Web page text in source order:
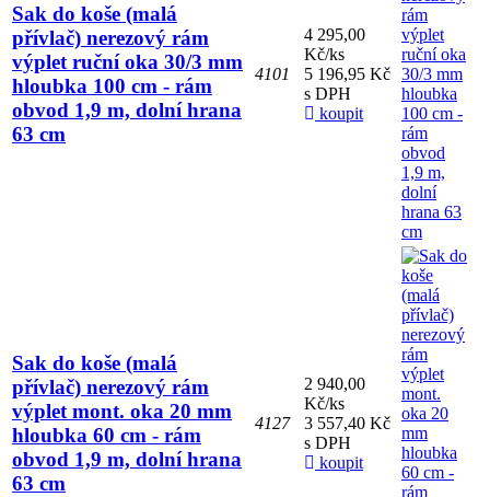
Sak do koše (malá
přívlač) nerezový rám
výplet ruční oka 30/3 mm
hloubka 100 cm - rám
obvod 1,9 m, dolní hrana
63 cm
4101
4 295,00
Kč/ks
5 196,95 Kč
s DPH
koupit
Sak do koše (malá
přívlač) nerezový rám
výplet mont. oka 20 mm
hloubka 60 cm - rám
obvod 1,9 m, dolní hrana
63 cm
4127
2 940,00
Kč/ks
3 557,40 Kč
s DPH
koupit